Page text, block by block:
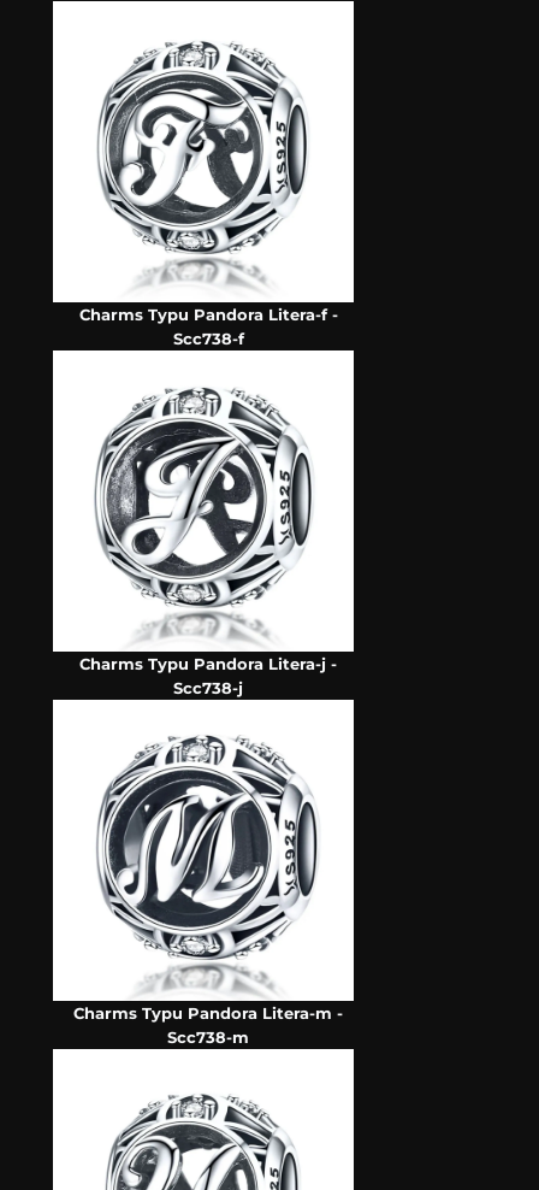
Charms Typu Pandora Litera-f -
Scc738-f
Charms Typu Pandora Litera-j -
Scc738-j
Charms Typu Pandora Litera-m -
Scc738-m